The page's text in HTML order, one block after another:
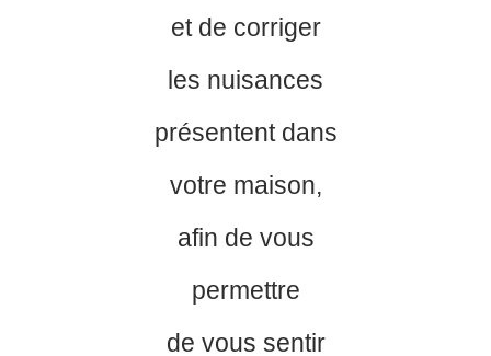
et de corriger
les nuisances
présentent dans
votre maison,
afin de vous
permettre
de vous sentir